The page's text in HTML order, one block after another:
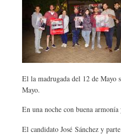
El la madrugada del 12 de Mayo
Mayo.
En una noche con buena
El candidato José Sánchez y